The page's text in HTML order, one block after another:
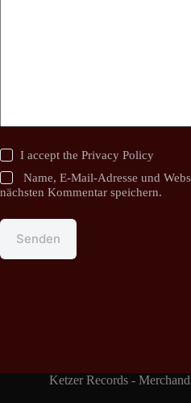
I accept thePrivacy Policy
Name, E-Mail-Adresse und
nächsten Kommentar speichern.
Senden
Ketzer Records -